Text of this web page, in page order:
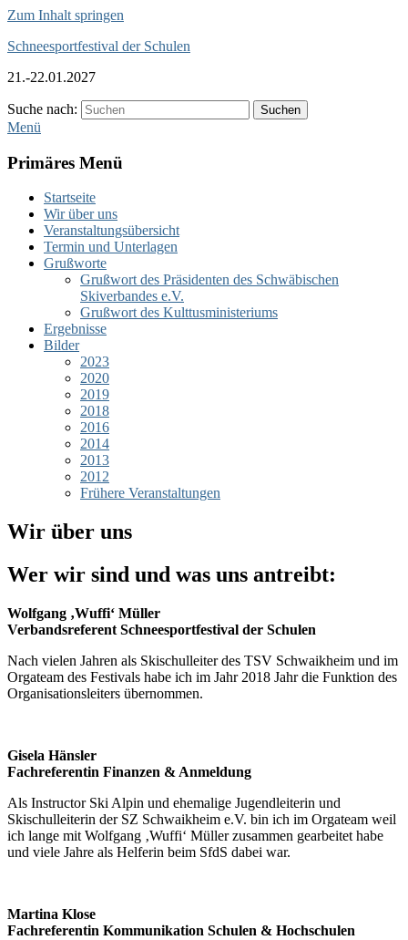
Zum Inhalt springen
Schneesportfestival der Schulen
21.-22.01.2027
Suche nach: Suchen
Menü
Primäres Menü
Startseite
Wir über uns
Veranstaltungsübersicht
Termin und Unterlagen
Grußworte
Grußwort des Präsidenten des Schwäbischen
Skiverbandes e.V.
Grußwort des Kulttusministeriums
Ergebnisse
Bilder
2023
2020
2019
2018
2016
2014
2013
2012
Frühere Veranstaltungen
Wir über uns
Wer wir sind und was uns antreibt:
Wolfgang ‚Wuffi‘ Müller
Verbandsreferent Schneesportfestival der Schulen
Nach vielen Jahren als Skischulleiter des TSV Schwaikheim und im
Orgateam des Festivals habe ich im Jahr 2018 Jahr die Funktion des
Organisationsleiters übernommen.
Gisela Hänsler
Fachreferentin Finanzen & Anmeldung
Als Instructor Ski Alpin und ehemalige Jugendleiterin und
Skischulleiterin der SZ Schwaikheim e.V. bin ich im Orgateam weil
ich lange mit Wolfgang ‚Wuffi‘ Müller zusammen gearbeitet habe
und viele Jahre als Helferin beim SfdS dabei war.
Martina Klose
Fachreferentin Kommunikation Schulen & Hochschulen